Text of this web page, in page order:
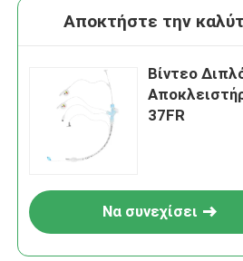
Αποκτήστε την
Βίντεο
37FR
Να συνεχίσει